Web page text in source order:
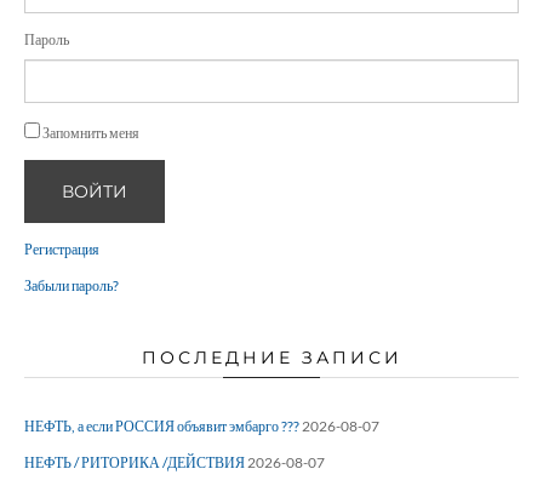
Пароль
Запомнить меня
ВОЙТИ
Регистрация
Забыли пароль?
ПОСЛЕДНИЕ ЗАПИСИ
НЕФТЬ, а если РОССИЯ объявит эмбарго ??? 2026-08-07
НЕФТЬ / РИТОРИКА /ДЕЙСТВИЯ 2026-08-07